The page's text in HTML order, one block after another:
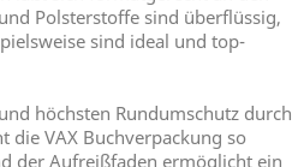
Polsterstoffe sind überflüssig,
sind ideal und top-
höchsten Rundumschutz durch
die VAX Buchverpackung so
der Aufreißfaden ermöglicht ein